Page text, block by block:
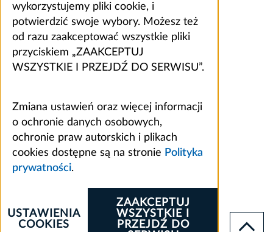
wykorzystujemy pliki cookie, i
potwierdzić swoje wybory. Możesz też
od razu zaakceptować wszystkie pliki
przyciskiem „ZAAKCEPTUJ
WSZYSTKIE I PRZEJDŹ DO SERWISU”.
Zmiana ustawień oraz więcej informacji
o ochronie danych osobowych,
ochronie praw autorskich i plikach
cookies dostępne są na stronie Polityka
prywatności.
ZAAKCEPTUJ
WSZYSTKIE I
PRZEJDŹ DO
USTAWIENIA
COOKIES